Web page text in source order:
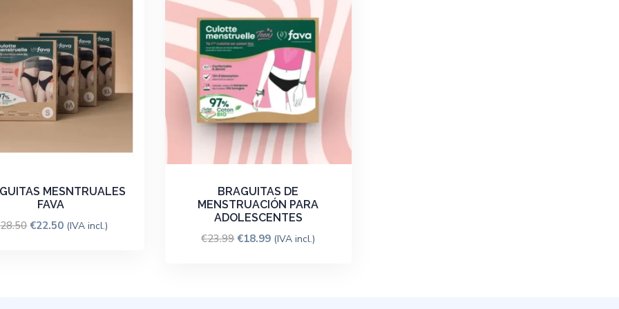
MESNTRUALES
FAVA
28.50 €22.50 (IVA incl.)
BRAGUITAS DE
MENSTRUACIÓN PARA
ADOLESCENTES
€23.99 €18.99 (IVA incl.)